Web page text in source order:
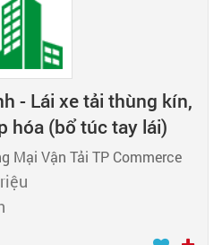
- Lái xe tải thùng kín,
hóa (bổ túc tay lái)
Mại Vận Tải TP Commerce